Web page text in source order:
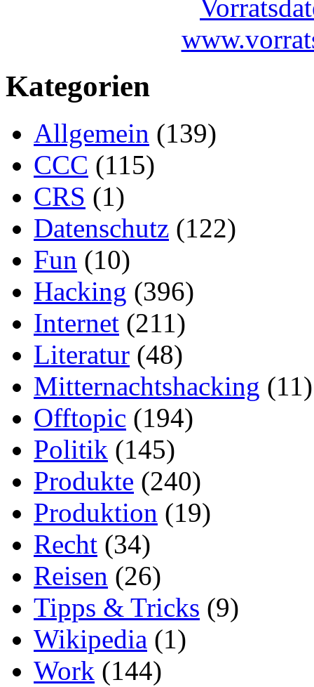
Kategorien
Allgemein (139)
CCC (115)
CRS (1)
Datenschutz (122)
Fun (10)
Hacking (396)
Internet (211)
Literatur (48)
Mitternachtshacking (11)
Offtopic (194)
Politik (145)
Produkte (240)
Produktion (19)
Recht (34)
Reisen (26)
Tipps & Tricks (9)
Wikipedia (1)
Work (144)